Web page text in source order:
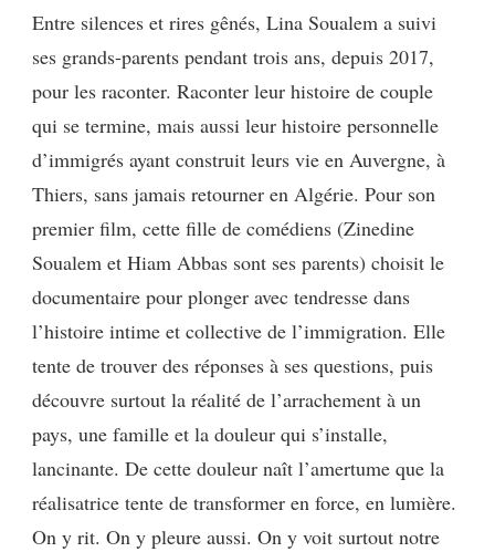
Entre silences et rires gênés, Lina Soualem a suivi
ses grands-parents pendant trois ans, depuis 2017,
pour les raconter. Raconter leur histoire de couple
qui se termine, mais aussi leur histoire personnelle
d’immigrés ayant construit leurs vie en Auvergne, à
Thiers, sans jamais retourner en Algérie. Pour son
premier film, cette fille de comédiens (Zinedine
Soualem et Hiam Abbas sont ses parents) choisit le
documentaire pour plonger avec tendresse dans
l’histoire intime et collective de l’immigration. Elle
tente de trouver des réponses à ses questions, puis
découvre surtout la réalité de l’arrachement à un
pays, une famille et la douleur qui s’installe,
lancinante. De cette douleur naît l’amertume que la
réalisatrice tente de transformer en force, en lumière.
On y rit. On y pleure aussi. On y voit surtout notre